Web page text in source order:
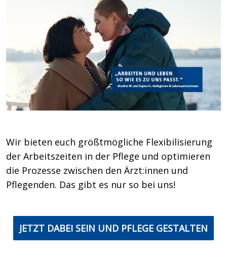
Wir bieten euch größtmögliche Flexibilisierung
der Arbeitszeiten in der Pflege und optimieren
die Prozesse zwischen den Ärzt:innen und
Pflegenden. Das gibt es nur so bei uns!
JETZT DABEI SEIN UND PFLEGE GESTALTEN